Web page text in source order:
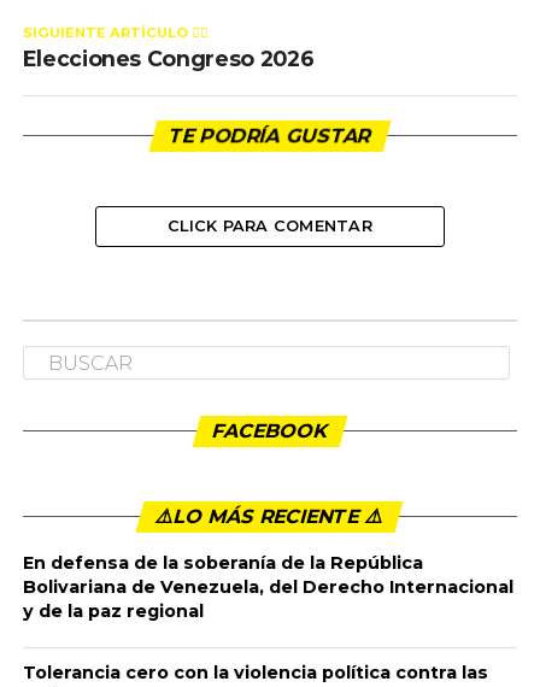
SIGUIENTE ARTÍCULO 👈🏻
Elecciones Congreso 2026
TE PODRÍA GUSTAR
CLICK PARA COMENTAR
NACIONAL
Elecciones Congreso 2026
RENDICIÓN DE CUENTAS ELECCIONES
CONGRESO DE LA REPÚBLICA MARZO 08 DE 2026